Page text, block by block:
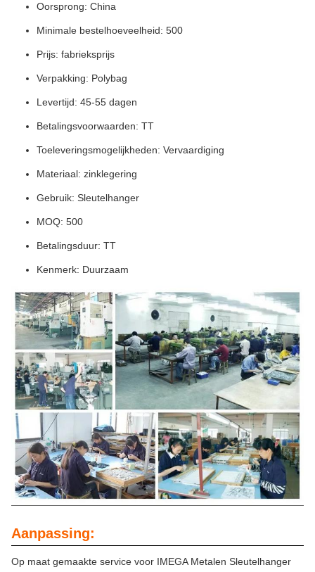
Oorsprong: China
Minimale bestelhoeveelheid: 500
Prijs: fabrieksprijs
Verpakking: Polybag
Levertijd: 45-55 dagen
Betalingsvoorwaarden: TT
Toeleveringsmogelijkheden: Vervaardiging
Materiaal: zinklegering
Gebruik: Sleutelhanger
MOQ: 500
Betalingsduur: TT
Kenmerk: Duurzaam
Aanpassing:
Op maat gemaakte service voor IMEGA Metalen Sleutelhanger